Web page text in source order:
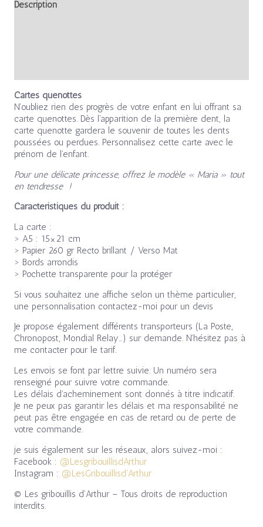
Description
Cartes quenottes
N’oubliez rien des progrès de votre enfant en lui offrant sa
carte quenottes. Dès l’apparition de la première dent, la
carte quenotte gardera le souvenir de toutes les dents
poussées ou perdues. Personnalisez cette carte avec le
prénom de l’enfant.
Pour une délicate princesse, offrez le modèle « Maria » tout
en tendresse !
Caractéristiques du produit :
La carte :
> A5 : 15×21 cm
> Papier 260 gr Recto brillant / Verso Mat
> Bords arrondis
> Pochette transparente pour la protéger
Si vous souhaitez une affiche selon un thème particulier,
une personnalisation contactez-moi pour un devis
Je propose également différents transporteurs (La Poste,
Chronopost, Mondial Relay…) sur demande. N’hésitez pas à
me contacter pour le tarif.
Les envois se font par lettre suivie. Un numéro sera
renseigné pour suivre votre commande.
Les délais d’acheminement sont donnés à titre indicatif.
Je ne peux pas garantir les délais et ma responsabilité ne
peut pas être engagée en cas de retard ou de perte de
votre commande.
je suis également sur les réseaux, alors suivez-moi :
Facebook : @LesgribouillisdArthur
Instagram : @LesGribouillisd’Arthur
© Les gribouillis d’Arthur – Tous droits de reproduction
interdits.